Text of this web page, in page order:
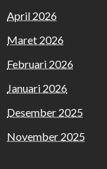
April 2026
Maret 2026
Februari 2026
Januari 2026
Desember 2025
November 2025